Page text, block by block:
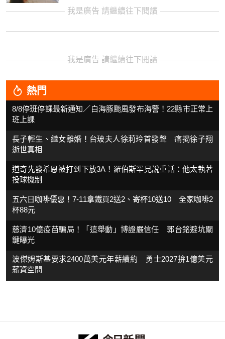
我是廣告 請繼續往下閱讀
我是廣告 請繼續往下閱讀
熱門
8/8停班停課最新通知／白海豚颱風發布海警！22縣市正常上
班上課
長子輕生、繼女離婚！台玻夫人徐莉玲首發聲 痛揭徐子翔
逝世真相
道奇先發希恩被打到下放3A！羅伯斯罕見說重話：他太執著
投球機制
五六日咖啡優惠！7-11拿鐵買2送2、寄杯10送10 全家咖啡2
杯88元
慈濟10億疫苗騙局！「這舉動」博證嚴信任 郭台銘避坑關
鍵曝光
波傑姆斯基要求2400萬美元年薪續約 勇士2027拚1億美元
薪資空間